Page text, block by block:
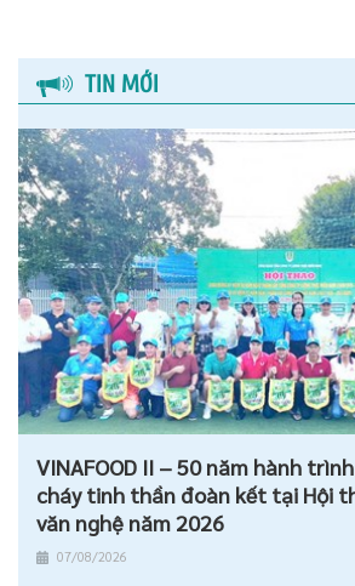
TIN MỚI
VINAFOOD II – 50 năm hành
cháy tinh thần đoàn kết tại Hội
văn nghệ năm 2026
07/08/2026